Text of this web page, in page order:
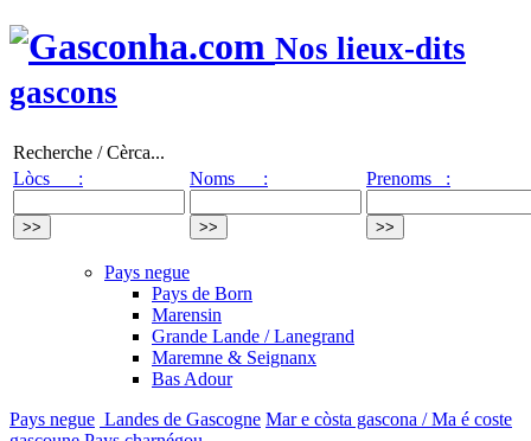
Nos lieux-dits
gascons
Recherche / Cèrca...
Lòcs :
Noms : Prenoms :
Pays negue
Pays de Born
Marensin
Grande Lande / Lanegrand
Maremne & Seignanx
Bas Adour
Pays negue Landes de Gascogne Mar e còsta gascona / Ma é coste